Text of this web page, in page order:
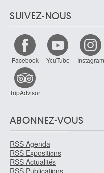
SUIVEZ-NOUS
Facebook YouTube Instagram
TripAdvisor
ABONNEZ-VOUS
RSS Agenda
RSS Expositions
RSS Actualités
RSS Publications